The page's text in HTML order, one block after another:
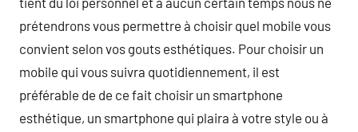
prétendrons vous permettre à choisir quel mobile vous
convient selon vos gouts esthétiques. Pour choisir un
mobile qui vous suivra quotidiennement, il est
préférable de de ce fait choisir un smartphone
esthétique, un smartphone qui plaira à votre style ou à